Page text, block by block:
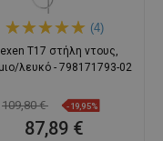
(4)
T17 στήλη ντους,
λευκό - 798171793-02
109,80 € -19,95%
87,89 €